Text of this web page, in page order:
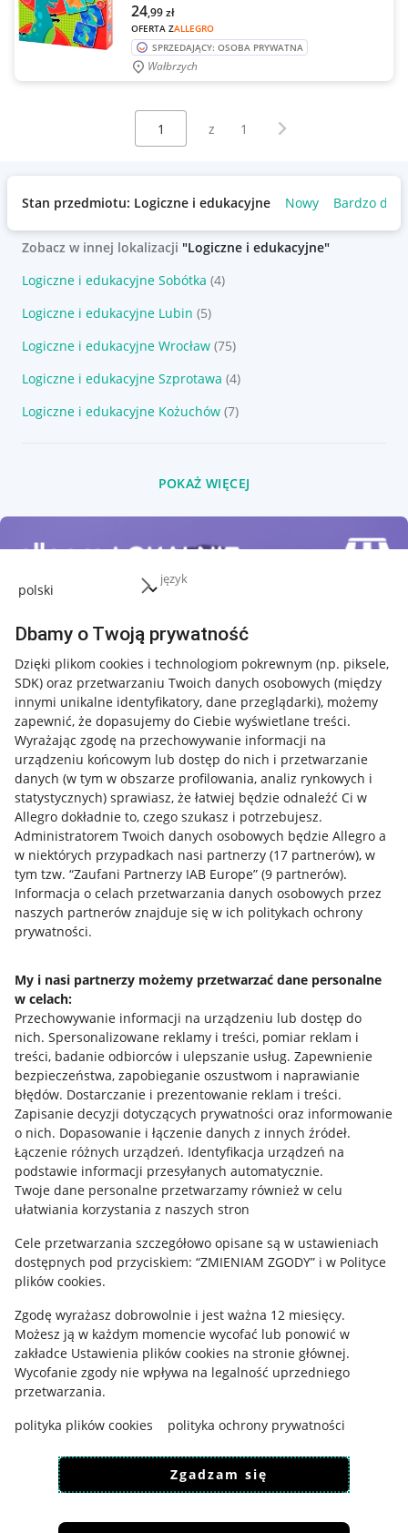
język
Dbamy o Twoją prywatność
Dzięki plikom cookies i technologiom pokrewnym (np. piksele,
SDK) oraz przetwarzaniu Twoich danych osobowych (między
innymi unikalne identyfikatory, dane przeglądarki), możemy
zapewnić, że dopasujemy do Ciebie wyświetlane treści.
Wyrażając zgodę na przechowywanie informacji na
urządzeniu końcowym lub dostęp do nich i przetwarzanie
danych (w tym w obszarze profilowania, analiz rynkowych i
statystycznych) sprawiasz, że łatwiej będzie odnaleźć Ci w
Allegro dokładnie to, czego szukasz i potrzebujesz.
Administratorem Twoich danych osobowych będzie Allegro a
w niektórych przypadkach nasi partnerzy (17 partnerów), w
tym tzw. “Zaufani Partnerzy IAB Europe” (9 partnerów).
Informacja o celach przetwarzania danych osobowych przez
naszych partnerów znajduje się w ich politykach ochrony
prywatności.
My i nasi partnerzy możemy przetwarzać dane personalne
w celach:
Przechowywanie informacji na urządzeniu lub dostęp do
nich. Spersonalizowane reklamy i treści, pomiar reklam i
treści, badanie odbiorców i ulepszanie usług. Zapewnienie
bezpieczeństwa, zapobieganie oszustwom i naprawianie
błędów. Dostarczanie i prezentowanie reklam i treści.
Zapisanie decyzji dotyczących prywatności oraz informowanie
o nich. Dopasowanie i łączenie danych z innych źródeł.
Łączenie różnych urządzeń. Identyfikacja urządzeń na
podstawie informacji przesyłanych automatycznie.
Twoje dane personalne przetwarzamy również w celu
ułatwiania korzystania z naszych stron
Cele przetwarzania szczegółowo opisane są w ustawieniach
dostępnych pod przyciskiem: “ZMIENIAM ZGODY” i w Polityce
plików cookies.
Zgodę wyrażasz dobrowolnie i jest ważna 12 miesięcy.
Możesz ją w każdym momencie wycofać lub ponowić w
zakładce Ustawienia plików cookies na stronie głównej.
Wycofanie zgody nie wpływa na legalność uprzedniego
przetwarzania.
polityka plików cookies
polityka ochrony prywatności
Zgadzam się
OFERTA ZALLEGRO
24,99zł
SPRZEDAJĄCY: OSOBA PRYWATNA
Wałbrzych
Wybierz stronę:
z 1 Następna strona
Stan przedmiotu: Logiczne i edukacyjne Nowy Bardzo
Zobacz w innej lokalizacji "Logiczne i edukacyjne"
Logiczne i edukacyjne Sobótka (4)
Logiczne i edukacyjne Lubin (5)
Logiczne i edukacyjne Wrocław (75)
Logiczne i edukacyjne Szprotawa (4)
Logiczne i edukacyjne Kożuchów (7)
POKAŻ WIĘCEJ
Przydatne informacje
Jak to działa
Allegro Gadane dla sprzedających
Allegro Gadane dla kupujących
Mapa miejscowości
Informacje prawne
Regulamin
Polityka plików "cookies"
Ustawienia plików "cookies"
Udostępnianie lokalizacji
Informacje dla Aktu o Usługach Cyfrowych
Pobierz aplikację